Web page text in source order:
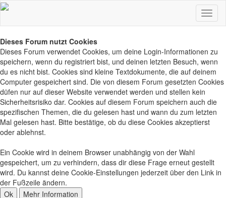
Dieses Forum nutzt Cookies
Dieses Forum verwendet Cookies, um deine Login-Informationen zu
speichern, wenn du registriert bist, und deinen letzten Besuch, wenn
du es nicht bist. Cookies sind kleine Textdokumente, die auf deinem
Computer gespeichert sind. Die von diesem Forum gesetzten Cookies
düfen nur auf dieser Website verwendet werden und stellen kein
Sicherheitsrisiko dar. Cookies auf diesem Forum speichern auch die
spezifischen Themen, die du gelesen hast und wann du zum letzten
Mal gelesen hast. Bitte bestätige, ob du diese Cookies akzeptierst
oder ablehnst.
Ein Cookie wird in deinem Browser unabhängig von der Wahl
gespeichert, um zu verhindern, dass dir diese Frage erneut gestellt
wird. Du kannst deine Cookie-Einstellungen jederzeit über den Link in
der Fußzeile ändern.